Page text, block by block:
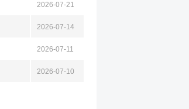
2026-07-21
2026-07-14
2026-07-11
2026-07-10